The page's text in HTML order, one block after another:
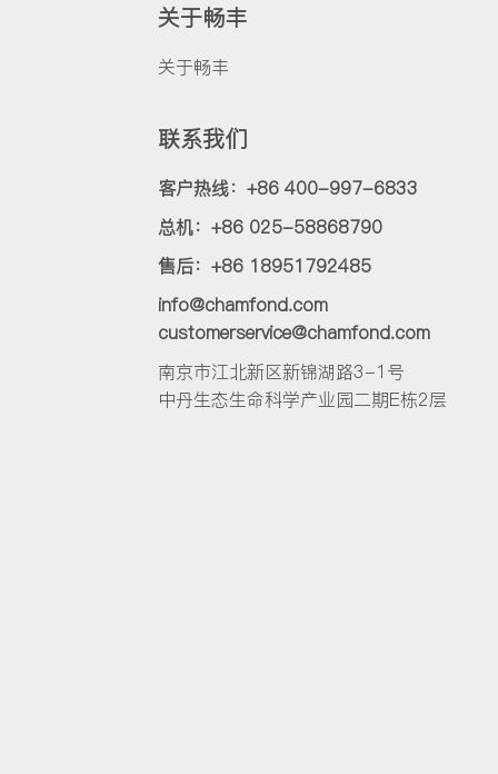
关于畅丰
关于畅丰
联系我们
客户热线：+86 400-997-6833
总机：+86 025-58868790
售后：+86 18951792485
info@chamfond.com
customerservice@chamfond.com
南京市江北新区新锦湖路3-1号
中丹生态生命科学产业园二期E栋2层